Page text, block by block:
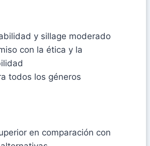
y sillage moderado
con la ética y la
todos los géneros
en comparación con